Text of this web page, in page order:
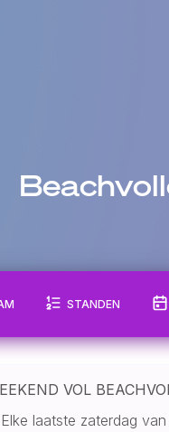
STANDEN
VOL
laatste zaterdag